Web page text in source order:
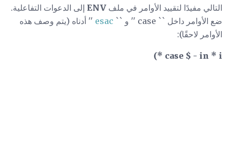
التالي مفيدًا لتقييد الأوامر في ملف ENV إلى الدعوات التفاعلية.
ضع الأوامر داخل `` case '' و ``
esac '' أدناه (يتم وصف هذه
الأوامر لاحقًا):
case $ - in * i *)